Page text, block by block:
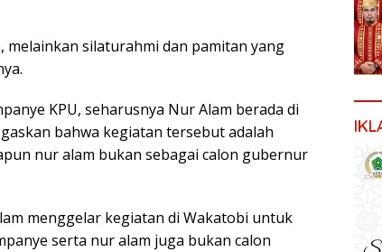
melainkan silaturahmi dan pamitan yang
KPU, seharusnya Nur Alam berada di
bahwa kegiatan tersebut adalah
nur alam bukan sebagai calon gubernur
menggelar kegiatan di Wakatobi untuk
serta nur alam juga bukan calon